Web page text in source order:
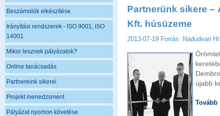
Beszámolók elkészítése
Irányítási rendszerek - ISO 9001, ISO
14001
Mikor lesznek pályázatok?
Online tanácsadás
Partnereink sikerei
Projekt menedzsment
Pályázat nyomon követése
Partnerünk sikere –
Kft. húsüzeme
2013-07-19 Forrás: Nádudvari
újabb
Tovább